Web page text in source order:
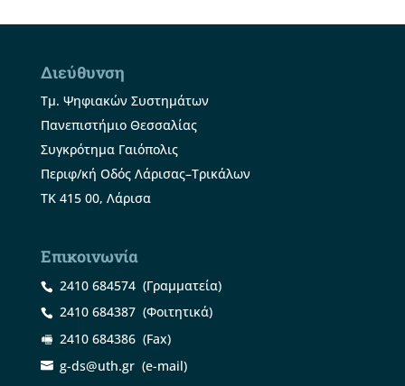
Διεύθυνση
Τμ. Ψηφιακών Συστημάτων
Πανεπιστήμιο Θεσσαλίας
Συγκρότημα Γαιόπολις
Περιφ/κή Οδός Λάρισας–Τρικάλων
ΤΚ 415 00, Λάρισα
Επικοινωνία
2410 684574(Γραμματεία)
2410 684387(Φοιτητικά)
2410 684386(Fax)
g-ds@uth.gr(e-mail)